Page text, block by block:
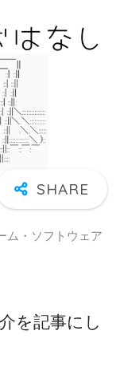
・ソフトウェア
を記事にし